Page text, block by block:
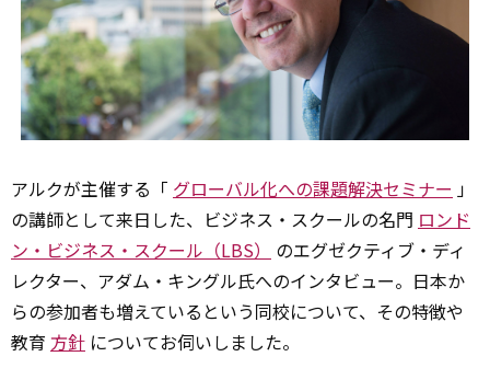
アルクが主催する「 グローバル化への課題解決セミナー 」
の講師として来日した、ビジネス・スクールの名門 ロンド
ン・ビジネス・スクール（LBS）
のエグゼクティブ・ディ
レクター、アダム・キングル氏へのインタビュー。日本か
らの参加者も増えているという同校について、その特徴や
教育 方針 についてお伺いしました。